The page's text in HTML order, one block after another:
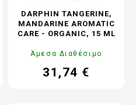
DARPHIN TANGERINE,
MANDARINE AROMATIC
CARE - ORGANIC, 15 ML
Άμεσα Διαθέσιμο
Τιμή
31,74 €